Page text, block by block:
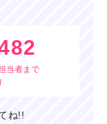
当者まで
ね!!